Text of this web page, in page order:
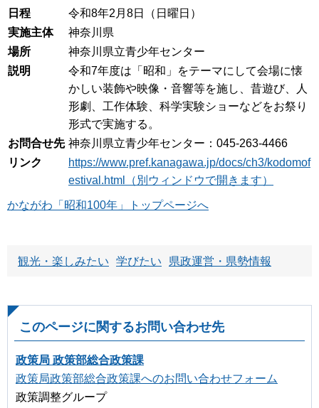
日程
令和8年2月8日（日曜日）
実施主体
神奈川県
場所
神奈川県立青少年センター
説明
令和7年度は「昭和」をテーマにして会場に懐
かしい装飾や映像・音響等を施し、昔遊び、人
形劇、工作体験、科学実験ショーなどをお祭り
形式で実施する。
お問合せ先 神奈川県立青少年センター：045-263-4466
リンク
https://www.pref.kanagawa.jp/docs/ch3/kodomof
estival.html（別ウィンドウで開きます）
かながわ「昭和100年」トップページへ
観光・楽しみたい 学びたい 県政運営・県勢情報
このページに関するお問い合わせ先
政策局 政策部総合政策課
政策局政策部総合政策課へのお問い合わせフォーム
政策調整グループ